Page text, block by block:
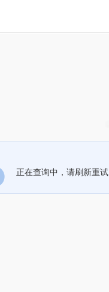
正在查询中，请刷新重试